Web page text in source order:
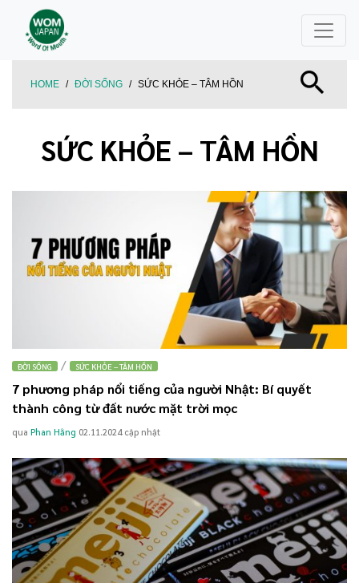
HOME / ĐỜI SỐNG / SỨC KHỎE – TÂM HỒN
SỨC KHỎE – TÂM HỒN
ĐỜI SỐNG / SỨC KHỎE – TÂM HỒN
7 phương pháp nổi tiếng của người Nhật: Bí quyết
thành công từ đất nước mặt trời mọc
qua Phan Hằng 02.11.2024 cập nhật